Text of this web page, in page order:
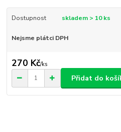
Dostupnost skladem > 10 ks
Nejsme plátci DPH
270 Kč/ks
Přidat do